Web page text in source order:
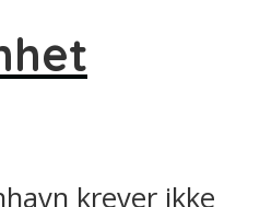
krever ikke